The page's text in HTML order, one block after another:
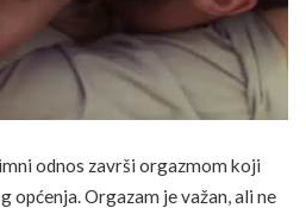
odnos završi orgazmom koji
općenja. Orgazam je važan, ali ne